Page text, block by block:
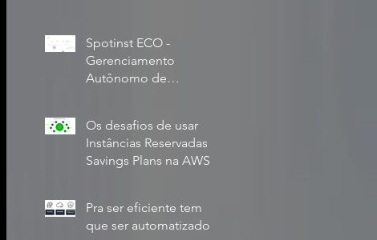
Spotinst ECO -
Gerenciamento
Autônomo de
Os desafios de usar
Instâncias Reservadas e
Savings Plans na AWS
Pra ser eficiente tem
que ser automatizado.